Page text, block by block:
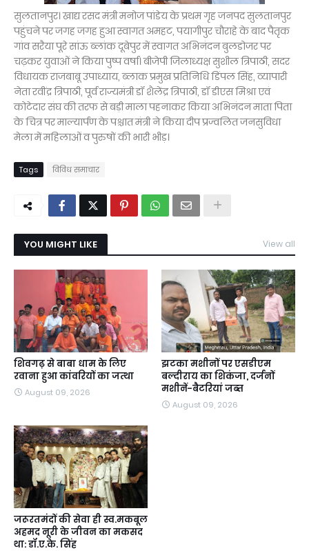
सुलतानपुर। खाद्य रसद मंत्री मनोज पांडेय के प्रथम गृह जनपद सुलतानपुर
पहुंचने पर जगह जगह हुआ स्वागत अमहट, पयागीपुर चौराहे के बाद पैतृक
गांव सरैया पूरे सांऊ ब्लांक दूबेपुर में स्वागत अभिनंदन बुलडोजर पर
चढ़कर युवाओं ने किया पुष्प वर्षा। बीजेपी जिलाध्यक्ष सुशील त्रिपाठी, सदर
विधायक राजबाबू उपाध्याय, ब्लाक प्रमुख प्रतिनिधि डिंपल सिंह, व्यापारी
नेता रवींद्र त्रिपाठी, पूर्व राज्यमंत्री डॉ शैलेंद्र त्रिपाठी, डॉ डीएस मिश्रा एवं
कोटेदार संघ की तरफ से बड़ी माला पहनाकर किया अभिनंदन माता पिता
के चित्र पर माल्यार्पण के पश्चात मंत्री ने किया दीप प्रज्वलित जनसुविधा
मेला में महिलाओं व पुरुषों की भारी भीड़।
Tags विविध समाचार
YOU MIGHT LIKE View all
शिवगढ़ से बाबा धाम के लिए
रवाना हुआ कांवरियों का जत्था
August 09, 2026
झटका मशीनों पर एसडीएम
बल्दीराय का शिकंजा, दर्जनों
मशीनें-बैटरियां जब्त
August 09, 2026
जरूरतमंदों की सेवा ही स्व.मकबूल
अहमद नूरी के जीवन का मकसद
था: डॉ.ए.के. सिंह